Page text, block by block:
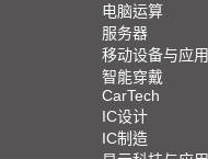
电脑运算
服务器
移动设备与应用
智能穿戴
CarTech
IC设计
IC制造